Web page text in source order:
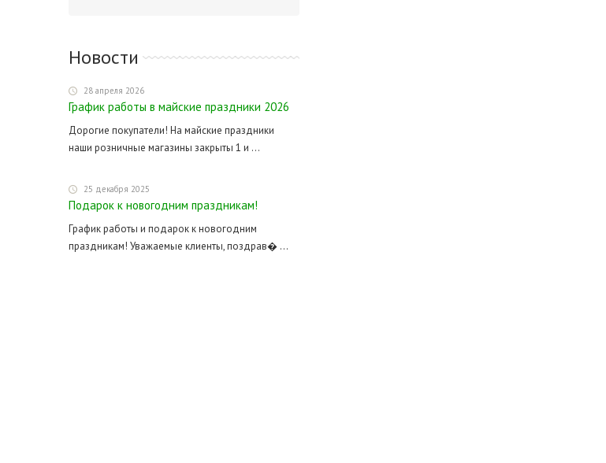
Новости
28 апреля 2026
График работы в майские праздники 2026
Дорогие покупатели! На майские праздники
наши розничные магазины закрыты 1 и ...
25 декабря 2025
Подарок к новогодним праздникам!
График работы и подарок к новогодним
праздникам! Уважаемые клиенты, поздрав� ...